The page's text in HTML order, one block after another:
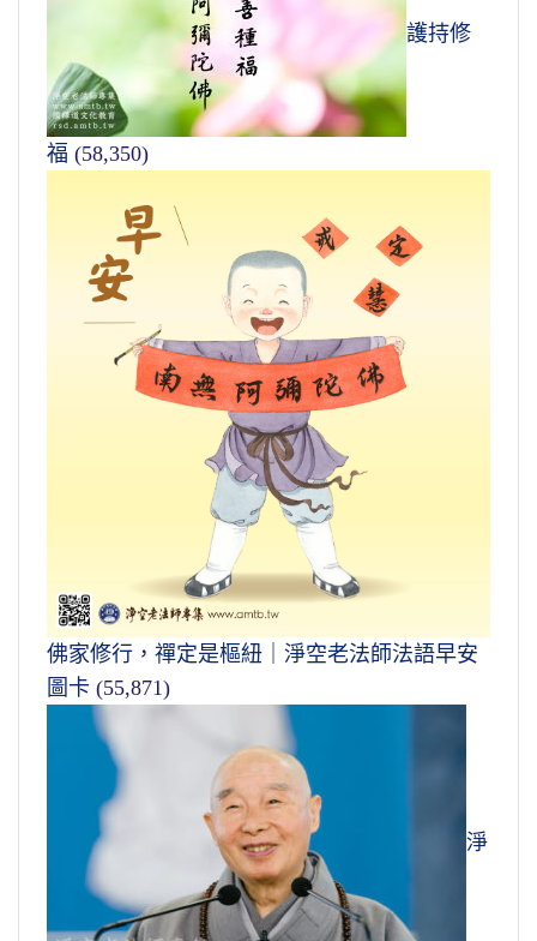
護持修
福 (58,350)
佛家修行，禪定是樞紐｜淨空老法師法語早安
圖卡 (55,871)
淨